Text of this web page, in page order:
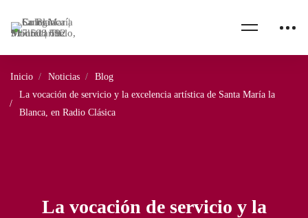
Inicio Noticias
Blog
La vocación de servicio y la excelencia artística de Santa María la
Blanca, en Radio Clásica
La vocación de servicio y la